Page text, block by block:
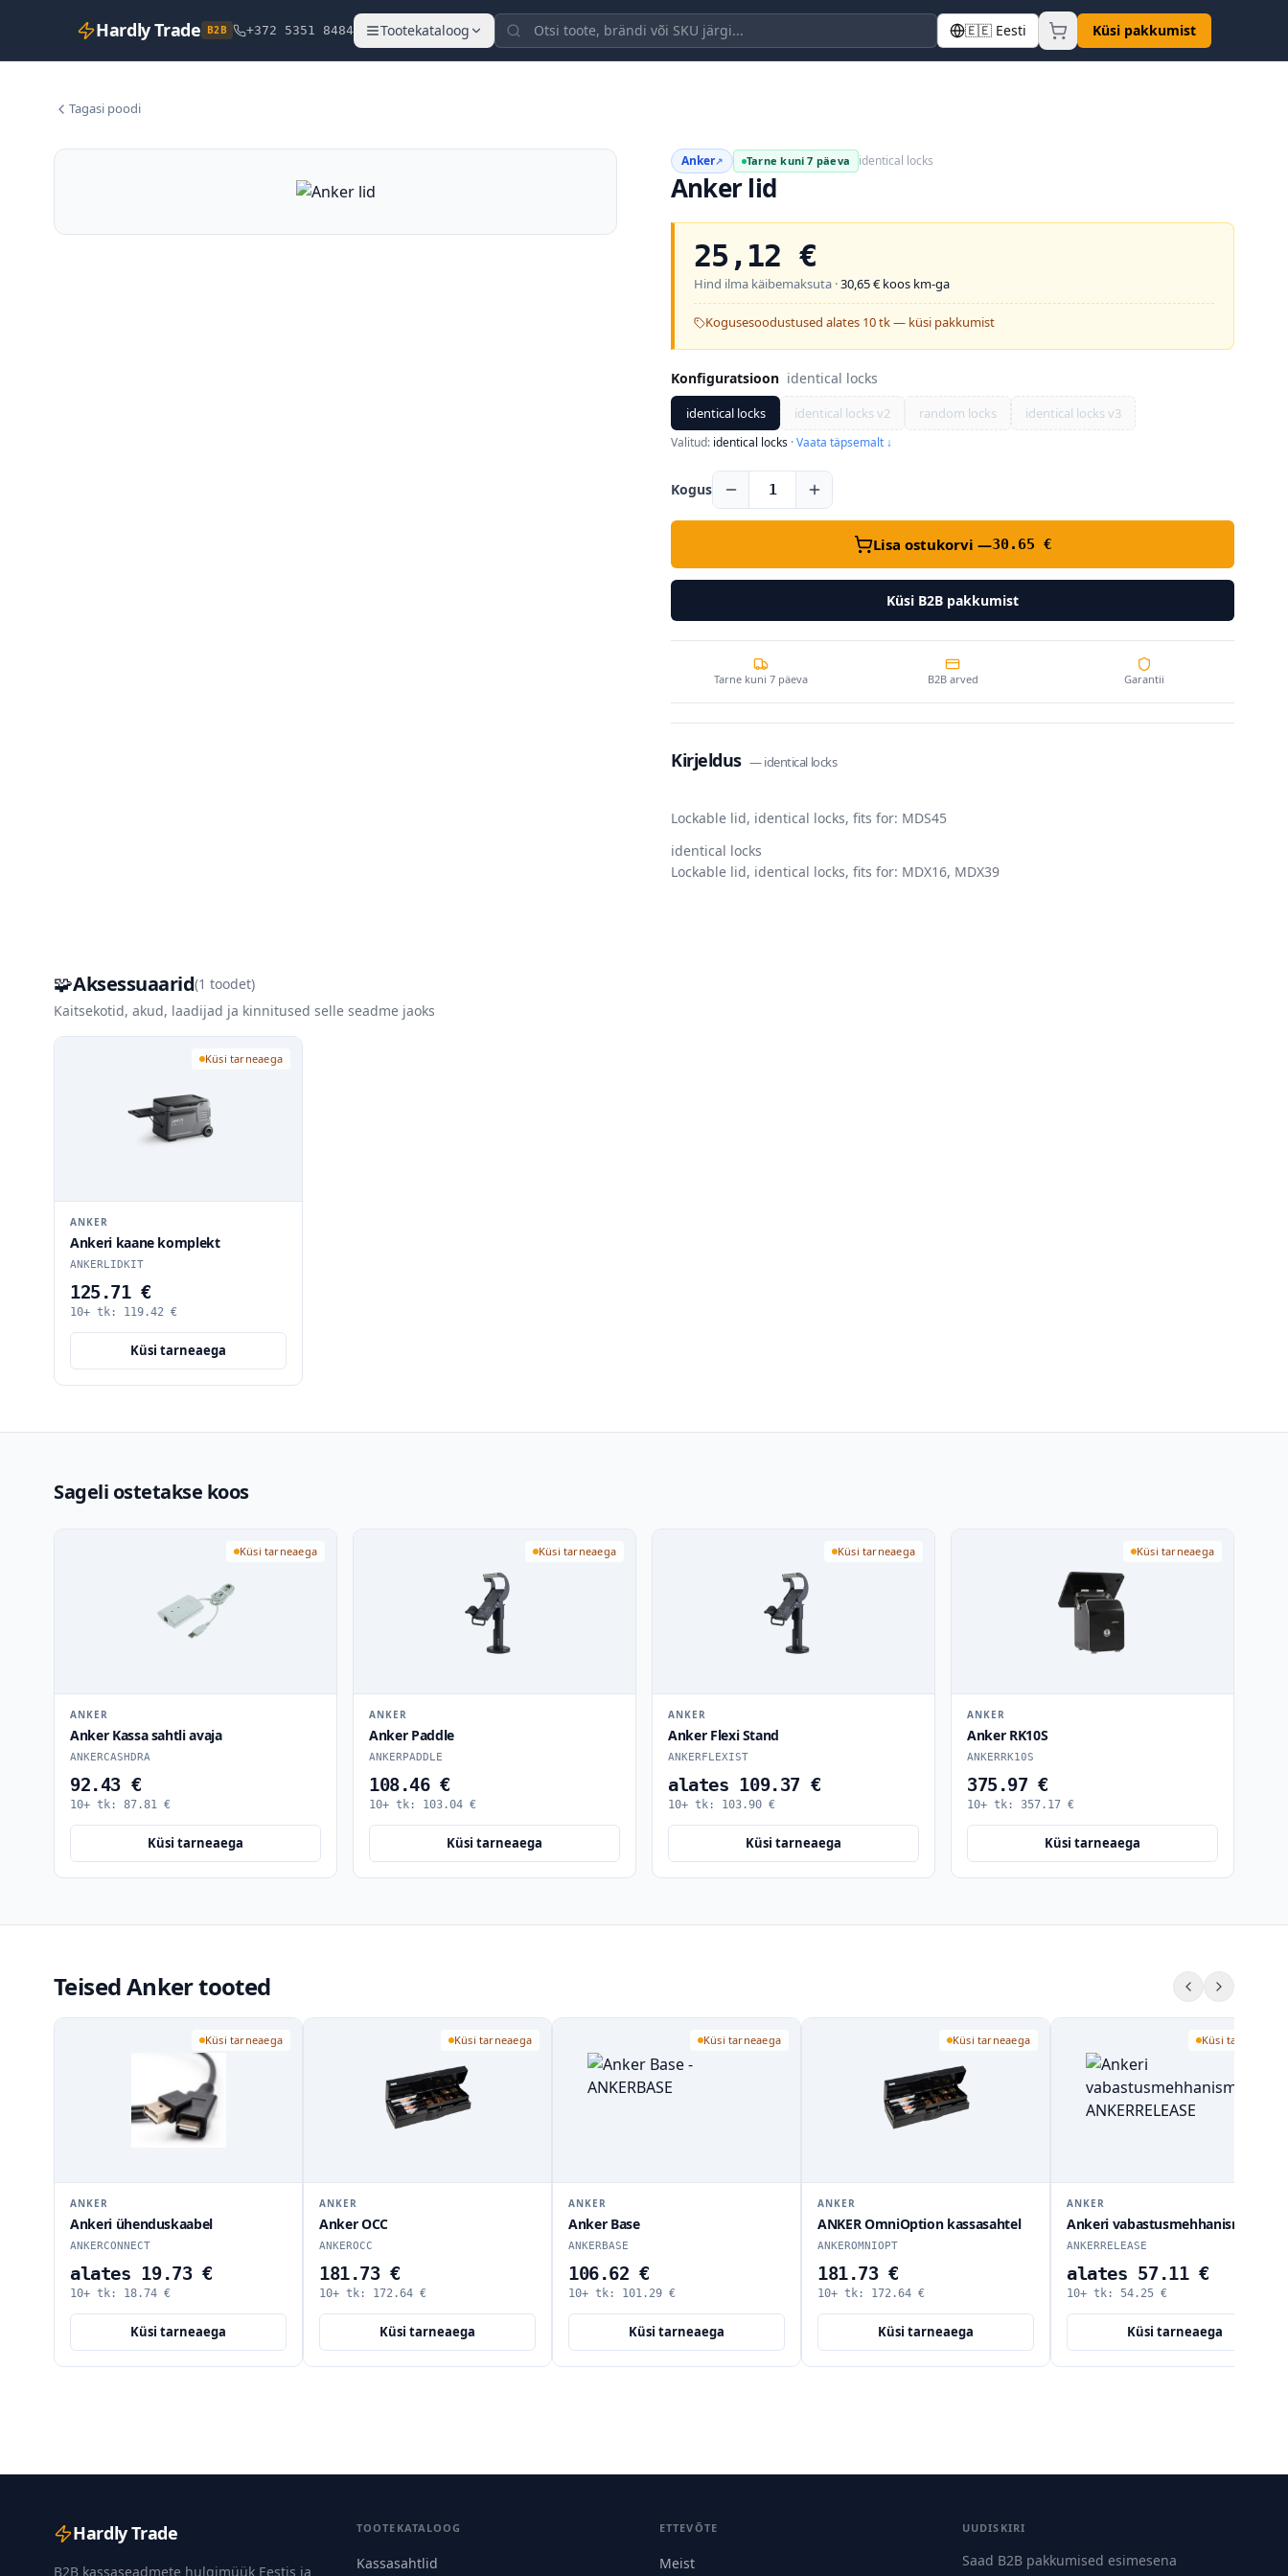
Hardly Trade B2B +372 5351 8484 Tootekataloog 🇪🇪 Eesti Küsi pakkumist
Tagasi poodi
Anker↗ Tarne kuni 7 päeva identical locks
Anker lid
25,12 €
Hind ilma käibemaksuta ·30,65€ koos km-ga
Kogusesoodustused alates 10 tk — küsi pakkumist
Konfiguratsioon identical locks
identical locks identical locks v2 random locks identical locks v3
Valitud: identical locks ·Vaata täpsemalt ↓
Kogus 1
Lisa ostukorvi —30.65 €
Küsi B2B pakkumist
Tarne kuni 7 päeva B2B arved Garantii
Kirjeldus —identical locks
Lockable lid, identical locks, fits for: MDS45
identical locks
Lockable lid, identical locks, fits for: MDX16, MDX39
🧩Aksessuaarid(1 toodet)
Kaitsekotid, akud, laadijad ja kinnitused selle seadme jaoks
Küsi tarneaega
ANKER
Ankeri kaane komplekt
ANKERLIDKIT
125.71 €
10+ tk: 119.42 €
Küsi tarneaega
Sageli ostetakse koos
Küsi tarneaega
ANKER
Anker Kassa sahtli avaja
ANKERCASHDRA
92.43 €
10+ tk: 87.81 €
Küsi tarneaega
Küsi tarneaega
ANKER
Anker Paddle
ANKERPADDLE
108.46 €
10+ tk: 103.04 €
Küsi tarneaega
Küsi tarneaega
ANKER
Anker Flexi Stand
ANKERFLEXIST
alates 109.37 €
10+ tk: 103.90 €
Küsi tarneaega
Küsi tarneaega
ANKER
Anker RK10S
ANKERRK10S
375.97 €
10+ tk: 357.17 €
Küsi tarneaega
Teised Anker tooted
Küsi tarneaega
ANKER
Ankeri ühenduskaabel
ANKERCONNECT
alates 19.73 €
10+ tk: 18.74 €
Küsi tarneaega
Küsi tarneaega
ANKER
Anker OCC
ANKEROCC
181.73 €
10+ tk: 172.64 €
Küsi tarneaega
Küsi tarneaega
ANKER
Anker Base
ANKERBASE
106.62 €
10+ tk: 101.29 €
Küsi tarneaega
Küsi tarneaega
ANKER
ANKER OmniOption kassasahtel
ANKEROMNIOPT
181.73 €
10+ tk: 172.64 €
Küsi tarneaega
Küsi tarneaega
ANKER
Ankeri vabastusmehhanism
ANKERRELEASE
alates 57.11 €
10+ tk: 54.25 €
Küsi tarneaega
Hardly Trade
B2B kassaseadmete hulgimüük Eestis ja
TOOTEKATALOOG
Kassasahtlid
ETTEVÕTE
Meist
UUDISKIRI
Saad B2B pakkumised esimesena